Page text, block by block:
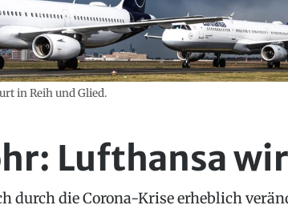
in Reih und Glied.
Lufthansa
durch die Corona-Krise erheblich